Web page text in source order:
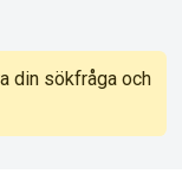
din sökfråga och